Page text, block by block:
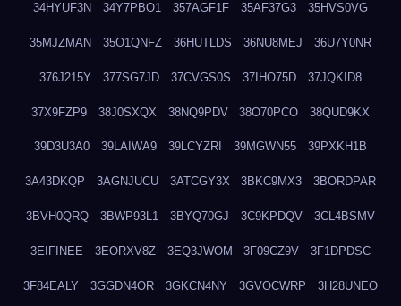
34HYUF3N 34Y7PBO1 357AGF1F 35AF37G3 35HVS0VG
35MJZMAN 35O1QNFZ 36HUTLDS 36NU8MEJ 36U7Y0NR
376J215Y 377SG7JD 37CVGS0S 37IHO75D 37JQKID8
37X9FZP9 38J0SXQX 38NQ9PDV 38O70PCO 38QUD9KX
39D3U3A0 39LAIWA9 39LCYZRI 39MGWN55 39PXKH1B
3A43DKQP 3AGNJUCU 3ATCGY3X 3BKC9MX3 3BORDPAR
3BVH0QRQ 3BWP93L1 3BYQ70GJ 3C9KPDQV 3CL4BSMV
3EIFINEE 3EORXV8Z 3EQ3JWOM 3F09CZ9V 3F1DPDSC
3F84EALY 3GGDN4OR 3GKCN4NY 3GVOCWRP 3H28UNEO